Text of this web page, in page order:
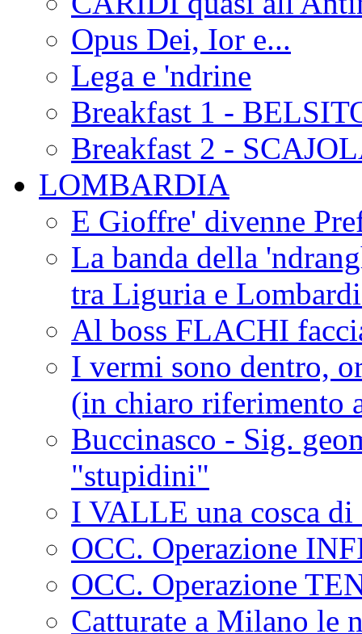
Opus Dei, Ior e...
Lega e 'ndrine
Breakfast 1 -
Breakfast 2 -
LOMBARDIA
E Gioffre' divenne
La banda della
tra Liguria e
Al boss FLACHI
I vermi sono dentro,
(in chiaro riferimento
Buccinasco - Sig.
"stupidini"
I VALLE una cosca
OCC. Operazione
OCC. Operazione
Catturate a Milano le